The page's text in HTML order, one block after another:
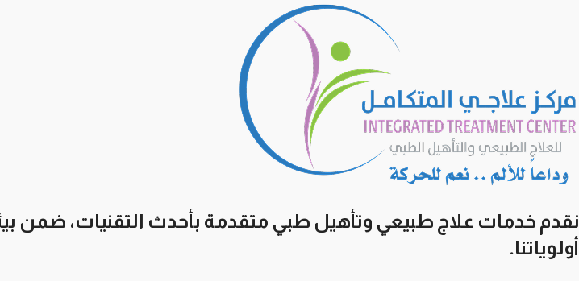
نقدم خدمات علاج طبيعي وتأهيل طبي متقدمة بأحدث التقنيات، ضمن
أولوياتنا.